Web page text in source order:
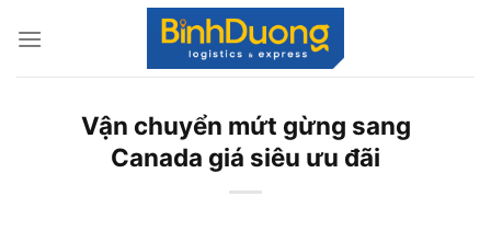
Vận chuyển mứt gừng sang
Canada giá siêu ưu đãi